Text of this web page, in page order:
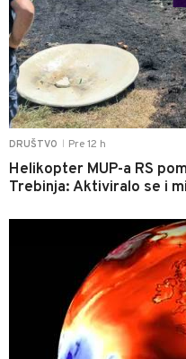
DRUŠTVO Pre 12 h
Helikopter MUP-a RS
Trebinja: Aktiviralo se i